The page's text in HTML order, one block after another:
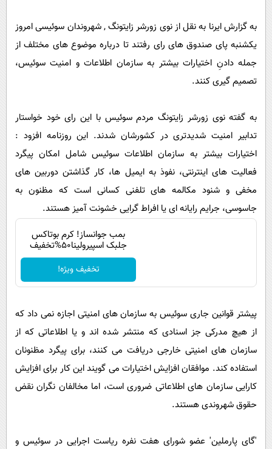
محیط زیست
سفر و تفریح
فناوری و It
علمی
اخبار کریپتو
قرآن
گوناگون
سرگرمی
فیلم
سیاست
سرگرمی
فناوری
گوناگون
حوادث
محیط زیست
فرهنگی
بین الملل
اجتماعی
حیات وحش
سیاست خارجی
پیامک
روانشناسی
آشپزی
دانلود
به گزارش ایرنا به نقل از نوی زورشر زایتونگ , شهروندان سوئیسی امروز
یکشنبه پای صندوق های رای رفتند تا درباره موضوع های مختلف از
جمله دادنِ اختیارات بیشتر به سازمان اطلاعات و امنیت سوئیس،
تصمیم گیری کنند.
به گفته نوی زورشر زایتونگ مردم سوئیس با این رای خود خواستار
تدابیر امنیت شدیدتری در کشورشان شدند. این روزنامه افزود :
اختیارات بیشتر به سازمان اطلاعات سوئیس شامل امکان پیگرد
فعالیت های اینترنتی، نفوذ به ایمیل ها، کار گذاشتن دوربین های
مخفی و شنود مکالمه های تلفنی کسانی است که مظنون به
جاسوسی، جرایم رایانه ای یا افراط گرایی خشونت آمیز هستند.
بمب جوانساز! کرم بوتاکس
جلبک اسپیرولینا50%تخفیف
تخفیف ویژه!
پیشتر قوانین جاری سوئیس به سازمان های امنیتی اجازه نمی داد که
از هیچ مدرکی جز اسنادی که منتشر شده اند و یا اطلاعاتی که از
سازمان های امنیتی خارجی دریافت می کنند، برای پیگرد مظنونان
استفاده کند. موافقان افزایش اختیارات می گویند این کار برای افزایش
کارایی سازمان های اطلاعاتی ضروری است، اما مخالفان نگران نقض
حقوق شهروندی هستند.
'گای پارملین' عضو شورای هفت نفره ریاست اجرایی در سوئیس و